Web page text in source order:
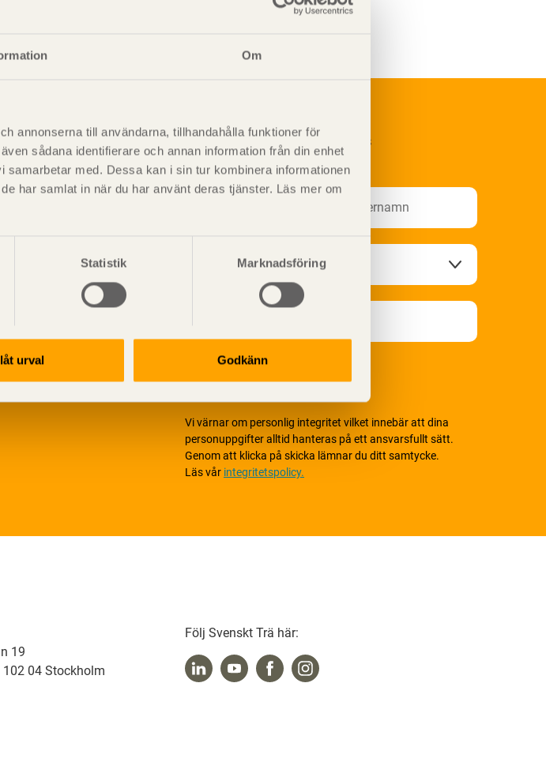
Om
annonserna till användarna, tillhandahålla funktioner för
sådana identifierare och annan information från din enhet
med. Dessa kan i sin tur kombinera informationen
har samlat in när du har använt deras tjänster. Läs mer om
Statistik Marknadsföring
urval Godkänn
och deras
Prenumerera på Svenskt Träs
informationsutskick!
Vi värnar om personlig integritet vilket innebär att dina
personuppgifter alltid hanteras på ett ansvarsfullt sätt.
Genom att klicka på skicka lämnar du ditt samtycke.
Läs vår integritetspolicy.
19
102 04 Stockholm
Följ Svenskt Trä här: